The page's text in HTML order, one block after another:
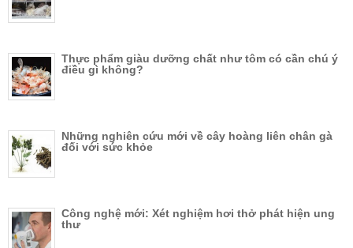
Thực phẩm giàu dưỡng chất như tôm có cần chú ý
điều gì không?
Những nghiên cứu mới về cây hoàng liên chân gà
đối với sức khỏe
Công nghệ mới: Xét nghiệm hơi thở phát hiện ung
thư